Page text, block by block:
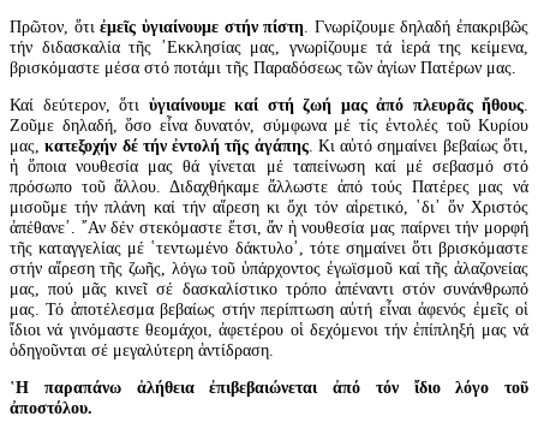
Πρῶτον, ὅτιἐμεῖς ὑγιαίνουμε στήν πίστη . Γνωρίζουμε δηλαδή ἐπακριβῶς
τήν διδασκαλία τῆς ᾽Εκκλησίας μας, γνωρίζουμε τά ἱερά της κείμενα,
βρισκόμαστε μέσα στό ποτάμι τῆς Παραδόσεως τῶν ἁγίων Πατέρων μας.
Καί δεύτερον, ὅτι ὑγιαίνουμε καί στή ζωή μας ἀπό πλευρᾶς ἤθους
Ζοῦμε δηλαδή, ὅσο εἶνα δυνατόν, σύμφωνα μέ τίς ἐντολές τοῦ Κυρίου
μας,κατεξοχήν δέ τήν ἐντολή τῆς ἀγάπης. Κι αὐτό σημαίνει βεβαίως ὅτι,
ἡ ὅποια νουθεσία μας θά γίνεται μέ ταπείνωση καί μέ σεβασμό στό
πρόσωπο τοῦ ἄλλου. Διδαχθήκαμε ἄλλωστε ἀπό τούς Πατέρες μας νά
μισοῦμε τήν πλάνη καί τήν αἵρεση κι ὄχι τόν αἱρετικό, ῾δι᾽ ὅν Χριστός
ἀπέθανε᾽. ῎Αν δέν στεκόμαστε ἔτσι, ἄν ἡ νουθεσία μας παίρνει τήν μορφή
τῆς καταγγελίας μέ ῾τεντωμένο δάκτυλο᾽, τότε σημαίνει ὅτι βρισκόμαστε
στήν αἵρεση τῆς ζωῆς, λόγω τοῦ ὑπάρχοντος ἐγωϊσμοῦ καί τῆς ἀλαζονείας
μας, πού μᾶς κινεῖ σέ δασκαλίστικο τρόπο ἀπέναντι στόν συνάνθρωπό
μας. Τό ἀποτέλεσμα βεβαίως στήν περίπτωση αὐτή εἶναι ἀφενός ἐμεῖς οἱ
ἴδιοι νά γινόμαστε θεομάχοι, ἀφετέρου οἱ δεχόμενοι τήν ἐπίπληξή μας νά
ὁδηγοῦνται σέ μεγαλύτερη ἀντίδραση.
῾Η παραπάνω ἀλήθεια ἐπιβεβαιώνεται ἀπό τόν ἴδιο λόγο τοῦ
ἀποστόλου.